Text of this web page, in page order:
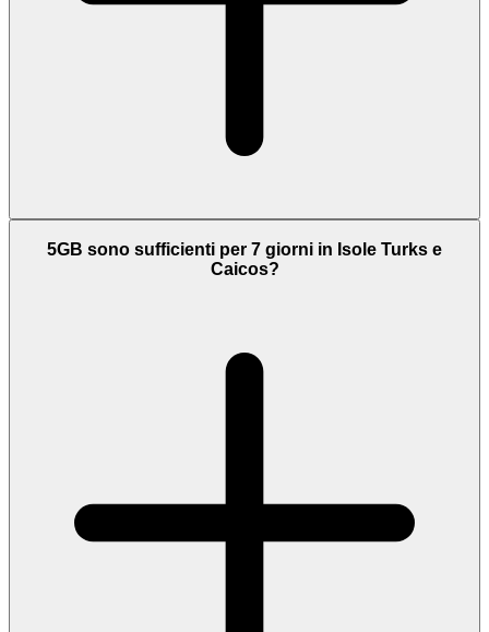
5GB sono sufficienti per 7 giorni in Isole Turks e
Caicos?